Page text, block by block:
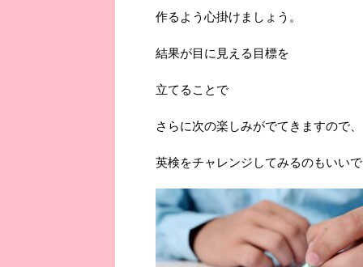
作るよう心掛けましょう。
結果が目に見える目標を
立てることで
さらに次の楽しみがでてきますので、
英検をチャレンジしてみるのもいい